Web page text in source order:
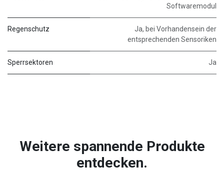
Softwaremodul
Regenschutz
Ja, bei Vorhandensein der
entsprechenden Sensoriken
Sperrsektoren Ja
Weitere spannende Produkte
entdecken.